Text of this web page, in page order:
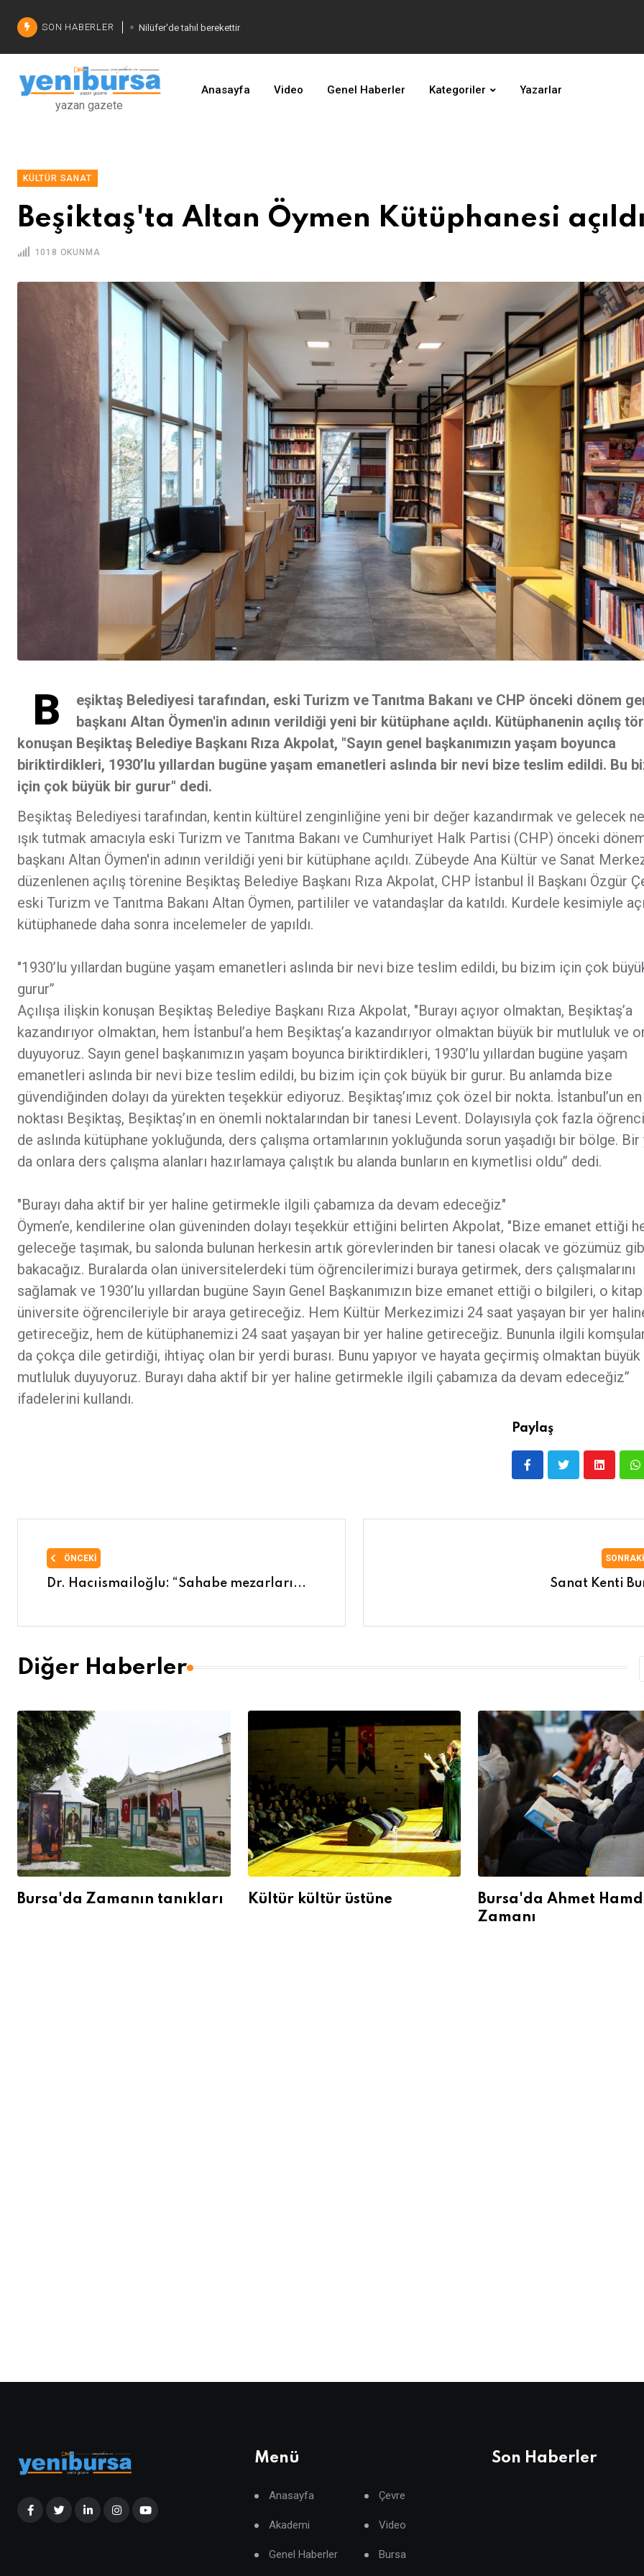
SON HABERLER Nilüfer'de tahıl berekettir
Şadi Özdemir'den çözüm
İşinizi geliştirin
yazan gazete
Anasayfa Video Genel Haberler Kategoriler Yazarlar
KÜLTÜR SANAT
Beşiktaş'ta Altan Öymen Kütüphanesi açıldı
1018 OKUNMA
B
eşiktaş Belediyesi tarafından, eski Turizm ve Tanıtma Bakanı ve CHP önceki dönem
başkanı Altan Öymen'in adının verildiği yeni bir kütüphane açıldı. Kütüphanenin açılış
konuşan Beşiktaş Belediye Başkanı Rıza Akpolat, "Sayın genel başkanımızın yaşam boyunca
biriktirdikleri, 1930’lu yıllardan bugüne yaşam emanetleri aslında bir nevi bize teslim edildi. Bu
için çok büyük bir gurur" dedi.
Beşiktaş Belediyesi tarafından, kentin kültürel zenginliğine yeni bir değer kazandırmak ve gelecek
ışık tutmak amacıyla eski Turizm ve Tanıtma Bakanı ve Cumhuriyet Halk Partisi (CHP) önceki
başkanı Altan Öymen'in adının verildiği yeni bir kütüphane açıldı. Zübeyde Ana Kültür ve Sanat
düzenlenen açılış törenine Beşiktaş Belediye Başkanı Rıza Akpolat, CHP İstanbul İl Başkanı Özgür
eski Turizm ve Tanıtma Bakanı Altan Öymen, partililer ve vatandaşlar da katıldı. Kurdele kesimiyle
kütüphanede daha sonra incelemeler de yapıldı.
"1930’lu yıllardan bugüne yaşam emanetleri aslında bir nevi bize teslim edildi, bu bizim için çok
gurur’’
Açılışa ilişkin konuşan Beşiktaş Belediye Başkanı Rıza Akpolat, "Burayı açıyor olmaktan, Beşiktaş’a
kazandırıyor olmaktan, hem İstanbul’a hem Beşiktaş’a kazandırıyor olmaktan büyük bir mutluluk ve
duyuyoruz. Sayın genel başkanımızın yaşam boyunca biriktirdikleri, 1930’lu yıllardan bugüne yaşam
emanetleri aslında bir nevi bize teslim edildi, bu bizim için çok büyük bir gurur. Bu anlamda bize
güvendiğinden dolayı da yürekten teşekkür ediyoruz. Beşiktaş’ımız çok özel bir nokta. İstanbul’un
noktası Beşiktaş, Beşiktaş’ın en önemli noktalarından bir tanesi Levent. Dolayısıyla çok fazla
de aslında kütüphane yokluğunda, ders çalışma ortamlarının yokluğunda sorun yaşadığı bir bölge. Bir
da onlara ders çalışma alanları hazırlamaya çalıştık bu alanda bunların en kıymetlisi oldu’’ dedi.
"Burayı daha aktif bir yer haline getirmekle ilgili çabamıza da devam edeceğiz"
Öymen’e, kendilerine olan güveninden dolayı teşekkür ettiğini belirten Akpolat, "Bize emanet ettiği
geleceğe taşımak, bu salonda bulunan herkesin artık görevlerinden bir tanesi olacak ve gözümüz
bakacağız. Buralarda olan üniversitelerdeki tüm öğrencilerimizi buraya getirmek, ders çalışmalarını
sağlamak ve 1930’lu yıllardan bugüne Sayın Genel Başkanımızın bize emanet ettiği o bilgileri, o
üniversite öğrencileriyle bir araya getireceğiz. Hem Kültür Merkezimizi 24 saat yaşayan bir yer
getireceğiz, hem de kütüphanemizi 24 saat yaşayan bir yer haline getireceğiz. Bununla ilgili
da çokça dile getirdiği, ihtiyaç olan bir yerdi burası. Bunu yapıyor ve hayata geçirmiş olmaktan büyük
mutluluk duyuyoruz. Burayı daha aktif bir yer haline getirmekle ilgili çabamıza da devam edeceğiz’’
ifadelerini kullandı.
Paylaş
ÖNCEKI
Dr. Hacıismailoğlu: “Sahabe mezarları...
SONRAKI
Sanat Kenti
Diğer Haberler
Bursa'da Zamanın tanıkları Kültür kültür üstüne
Bursa'da Ahmet
Zamanı
Menü
Anasayfa Çevre
Akademi Video
Genel Haberler Bursa
Son Haberler